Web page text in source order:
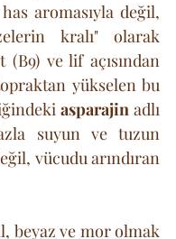
aromasıyla değil,
kralı" olarak
ve lif açısından
yükselen bu
asparajin adlı
suyun ve tuzun
vücudu arındıran
beyaz ve mor olmak